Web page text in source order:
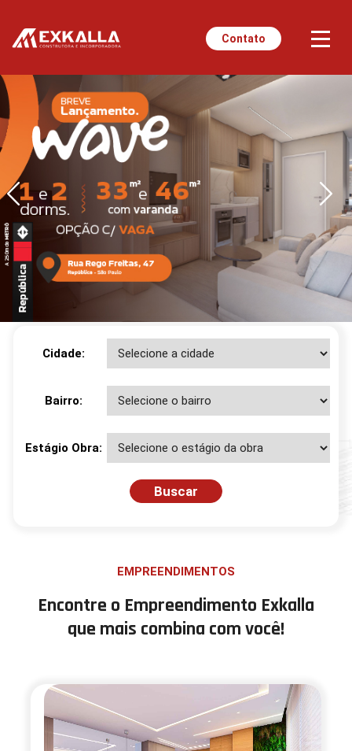
Contato
Cidade:
Bairro:
Estágio Obra:
EMPREENDIMENTOS
Encontre o Empreendimento Exkalla
que mais combina com você!